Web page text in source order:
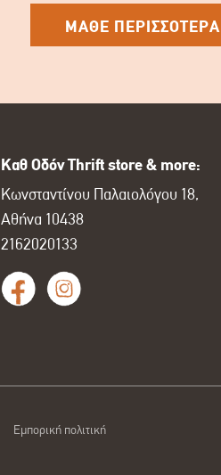
ΜΑΘΕ ΠΕΡΙΣΣΟΤΕΡΑ
Καθ Οδόν Thrift store & more:
Κωνσταντίνου Παλαιολόγου 18,
Αθήνα 10438
2162020133
Εμπορική πολιτική